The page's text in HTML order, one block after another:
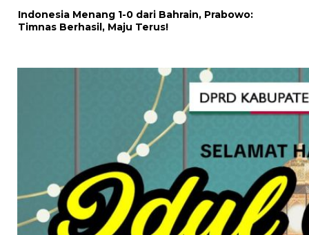
Indonesia Menang 1-0 dari Bahrain, Prabowo:
Timnas Berhasil, Maju Terus!